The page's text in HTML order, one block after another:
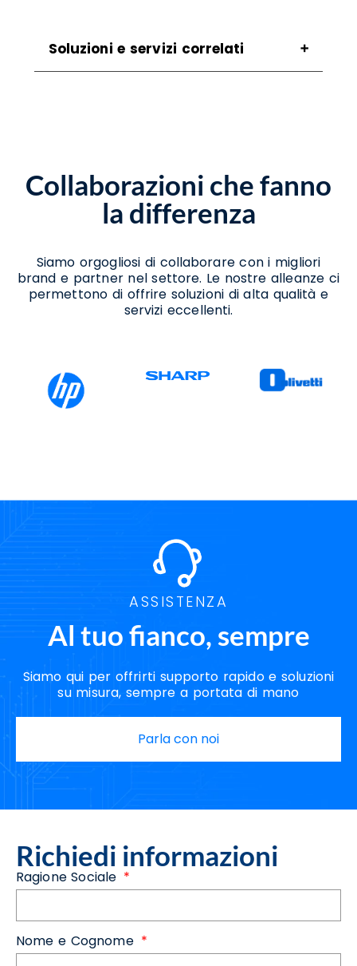
Soluzioni e servizi correlati
Noleggio Stampanti Termiche San Nicola
Manfredi
Vendita Stampanti San Nicola Manfredi
Vendita Stampanti Termiche San Nicola
Collaborazioni che fanno
la differenza
Siamo orgogliosi di collaborare con i migliori
brand e partner nel settore. Le nostre alleanze ci
permettono di offrire soluzioni di alta qualità e
servizi eccellenti.
ASSISTENZA
Al tuo fianco, sempre
Siamo qui per offrirti supporto rapido e soluzioni
su misura, sempre a portata di mano
Parla con noi
Richiedi informazioni
Ragione Sociale
Nome e Cognome